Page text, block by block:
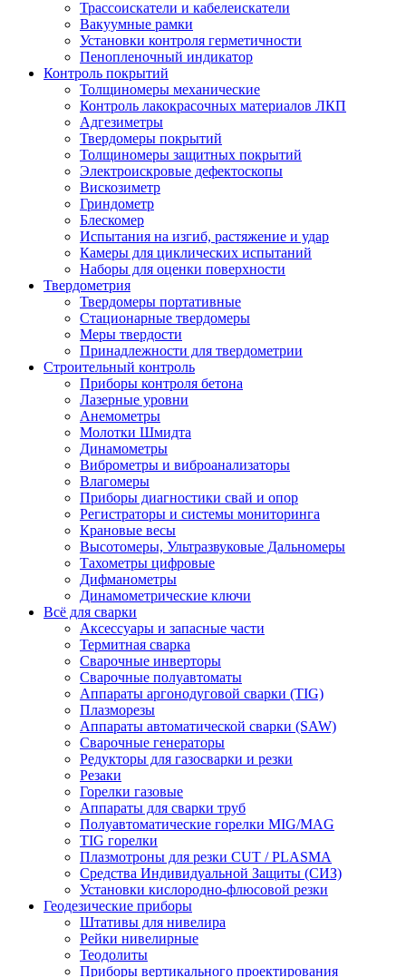
Трассоискатели и кабелеискатели
Вакуумные рамки
Установки контроля герметичности
Пенопленочный индикатор
Контроль покрытий
Толщиномеры механические
Контроль лакокрасочных материалов ЛКП
Адгезиметры
Твердомеры покрытий
Толщиномеры защитных покрытий
Электроискровые дефектоскопы
Вискозиметр
Гриндометр
Блескомер
Испытания на изгиб, растяжение и удар
Камеры для циклических испытаний
Наборы для оценки поверхности
Твердометрия
Твердомеры портативные
Стационарные твердомеры
Меры твердости
Принадлежности для твердометрии
Строительный контроль
Приборы контроля бетона
Лазерные уровни
Анемометры
Молотки Шмидта
Динамометры
Виброметры и виброанализаторы
Влагомеры
Приборы диагностики свай и опор
Регистраторы и системы мониторинга
Крановые весы
Высотомеры, Ультразвуковые Дальномеры
Тахометры цифровые
Дифманометры
Динамометрические ключи
Всё для сварки
Аксессуары и запасные части
Термитная сварка
Сварочные инверторы
Сварочные полуавтоматы
Аппараты аргонодуговой сварки (TIG)
Плазморезы
Аппараты автоматической сварки (SAW)
Сварочные генераторы
Редукторы для газосварки и резки
Резаки
Горелки газовые
Аппараты для сварки труб
Полуавтоматические горелки MIG/MAG
TIG горелки
Плазмотроны для резки CUT / PLASMA
Средства Индивидуальной Защиты (СИЗ)
Установки кислородно-флюсовой резки
Геодезические приборы
Штативы для нивелира
Рейки нивелирные
Теодолиты
Приборы вертикального проектирования